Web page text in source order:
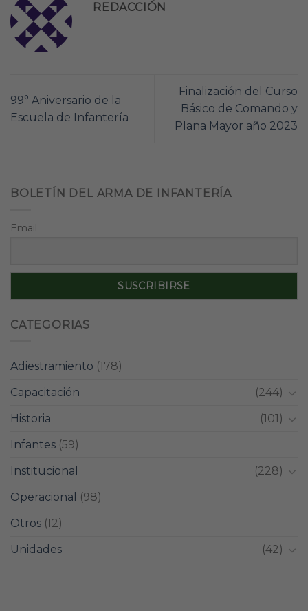
REDACCIÓN
99° Aniversario de la
Escuela de Infantería
Finalización del Curso
Básico de Comando y
Plana Mayor año 2023
BOLETÍN DEL ARMA DE INFANTERÍA
Email
CATEGORIAS
Adiestramiento (178)
Capacitación
(244)
Historia
(101)
Infantes (59)
Institucional
(228)
Operacional
(98)
Otros (12)
Unidades
(42)